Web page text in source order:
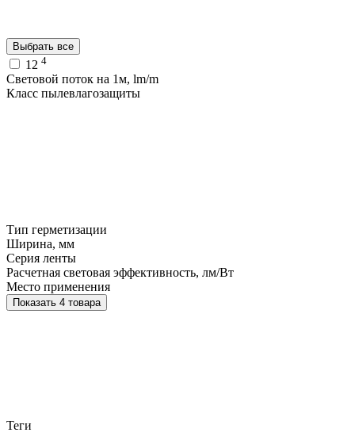
Выбрать все
12 4
Световой поток на 1м, lm/m
Класс пылевлагозащиты
Тип герметизации
Ширина, мм
Серия ленты
Расчетная световая эффективность, лм/Вт
Место применения
Показать 4 товара
Теги